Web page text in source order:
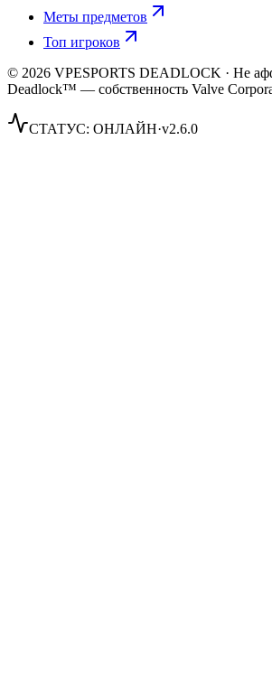
Меты предметов
Топ игроков
© 2026 VPESPORTS DEADLOCK · Не
Deadlock™ — собственность Valve
СТАТУС: ОНЛАЙН·v2.6.0